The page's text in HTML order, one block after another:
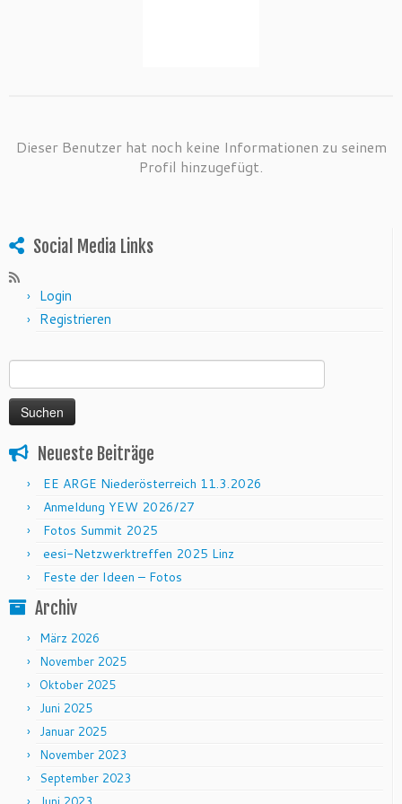
Dieser Benutzer hat noch keine Informationen zu seinem
Profil hinzugefügt.
Social Media Links
Login
Registrieren
Neueste Beiträge
EE ARGE Niederösterreich 11.3.2026
Anmeldung YEW 2026/27
Fotos Summit 2025
eesi-Netzwerktreffen 2025 Linz
Feste der Ideen – Fotos
Archiv
März 2026
November 2025
Oktober 2025
Juni 2025
Januar 2025
November 2023
September 2023